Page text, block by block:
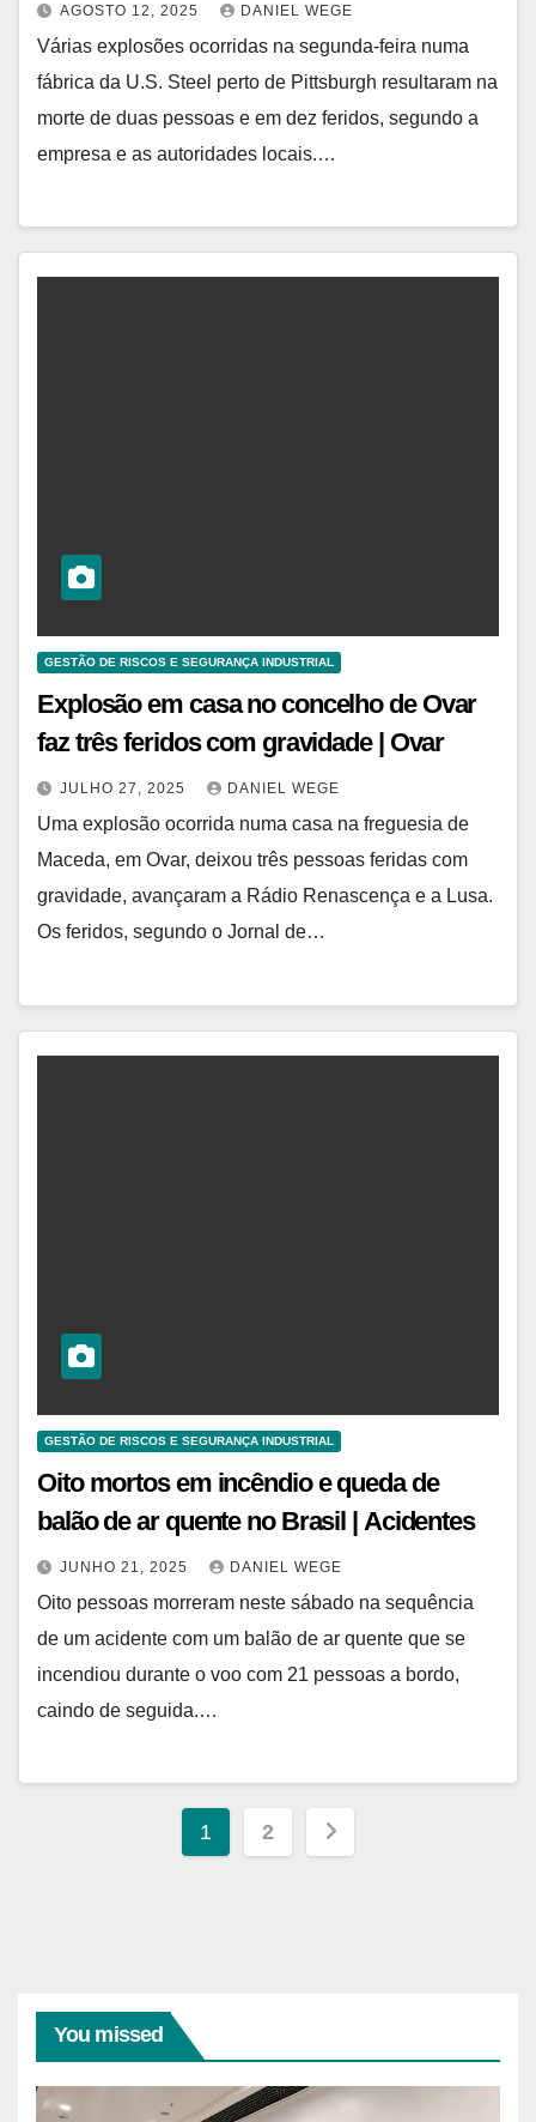
AGOSTO 12, 2025 DANIEL WEGE
Várias explosões ocorridas na segunda-feira numa
fábrica da U.S. Steel perto de Pittsburgh resultaram na
morte de duas pessoas e em dez feridos, segundo a
empresa e as autoridades locais.…
GESTÃO DE RISCOS E SEGURANÇA INDUSTRIAL
Explosão em casa no concelho de Ovar
faz três feridos com gravidade | Ovar
JULHO 27, 2025 DANIEL WEGE
Uma explosão ocorrida numa casa na freguesia de
Maceda, em Ovar, deixou três pessoas feridas com
gravidade, avançaram a Rádio Renascença e a Lusa.
Os feridos, segundo o Jornal de…
GESTÃO DE RISCOS E SEGURANÇA INDUSTRIAL
Oito mortos em incêndio e queda de
balão de ar quente no Brasil | Acidentes
JUNHO 21, 2025 DANIEL WEGE
Oito pessoas morreram neste sábado na sequência
de um acidente com um balão de ar quente que se
incendiou durante o voo com 21 pessoas a bordo,
caindo de seguida.…
Paginação
1 2
You missed